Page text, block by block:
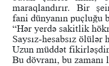
maraqlandırır. Bir
fani dünyanın puçluğu
“Hər yerdə sakitlik
Saysız-hesabsız ölülər
Uzun müddət
Bu dövranı, bu zamanı